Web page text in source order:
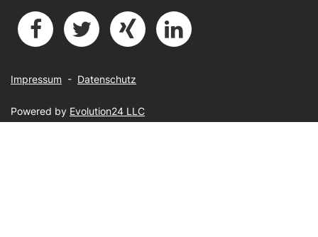
Impressum - Datenschutz
Powered by Evolution24 LLC